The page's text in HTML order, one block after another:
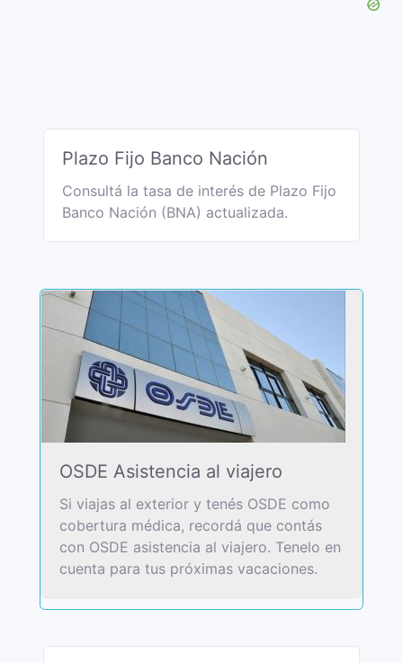
Plazo Fijo Banco Nación
Consultá la tasa de interés de Plazo Fijo
Banco Nación (BNA) actualizada.
OSDE Asistencia al viajero
Si viajas al exterior y tenés OSDE como
cobertura médica, recordá que contás
con OSDE asistencia al viajero. Tenelo en
cuenta para tus próximas vacaciones.